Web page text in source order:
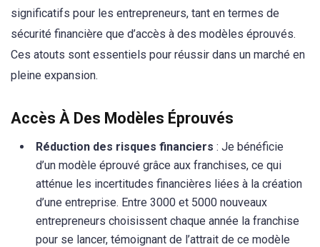
significatifs pour les entrepreneurs, tant en termes de
sécurité financière que d’accès à des modèles éprouvés.
Ces atouts sont essentiels pour réussir dans un marché en
pleine expansion.
Accès À Des Modèles Éprouvés
Réduction des risques financiers : Je bénéficie
d’un modèle éprouvé grâce aux franchises, ce qui
atténue les incertitudes financières liées à la création
d’une entreprise. Entre 3000 et 5000 nouveaux
entrepreneurs choisissent chaque année la franchise
pour se lancer, témoignant de l’attrait de ce modèle